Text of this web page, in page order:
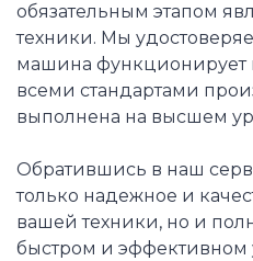
обязательным этапом
техники. Мы
машина функционирует
всеми стандартами
выполнена на высшем
Обратившись в наш
только надежное и
вашей техники, но и
быстром и эффективном